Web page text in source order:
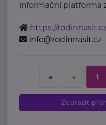
informační platforma
https://
info@rodinnasit.cz
« ‹ 1
Zobrazit